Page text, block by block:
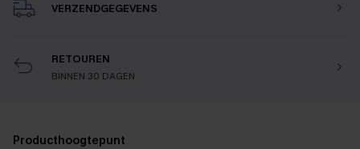
VERZENDGEGEVENS
RETOUREN
BINNEN 30 DAGEN
Producthoogtepunt